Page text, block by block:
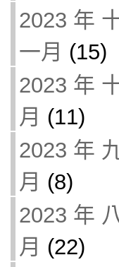
2023 年
一月 (15)
2023 年
月 (11)
2023 年
月 (8)
2023 年
月 (22)